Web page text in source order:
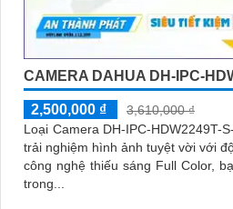
CAMERA DAHUA DH-IPC-
2,500,000 ₫
3,610,000 ₫
Loại Camera DH-IPC-HDW2249T-
trải nghiệm hình ảnh tuyệt vời với độ
công nghệ thiếu sáng Full Color,
trong...